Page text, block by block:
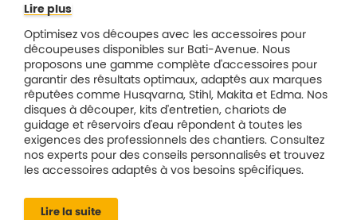
Lire plus
Optimisez vos découpes avec les accessoires pour
découpeuses disponibles sur Bati-Avenue. Nous
proposons une gamme complète d'accessoires pour
garantir des résultats optimaux, adaptés aux marques
réputées comme Husqvarna, Stihl, Makita et Edma. Nos
disques à découper, kits d'entretien, chariots de
guidage et réservoirs d'eau répondent à toutes les
exigences des professionnels des chantiers. Consultez
nos experts pour des conseils personnalisés et trouvez
les accessoires adaptés à vos besoins spécifiques.
Lire la suite